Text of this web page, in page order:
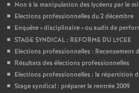
Non à la manipulation des lycéens par le
Elections professionnelles du 2 décembre
Enquête «disciplinaire» ou audit de
STAGE SYNDICAL : REFORME DU LYCEE
Elections professionnelles : Recensement
Résultats des élections professionnelles
Elections professionnelles : la répartition
Stage syndical : préparer la rentrée 2009